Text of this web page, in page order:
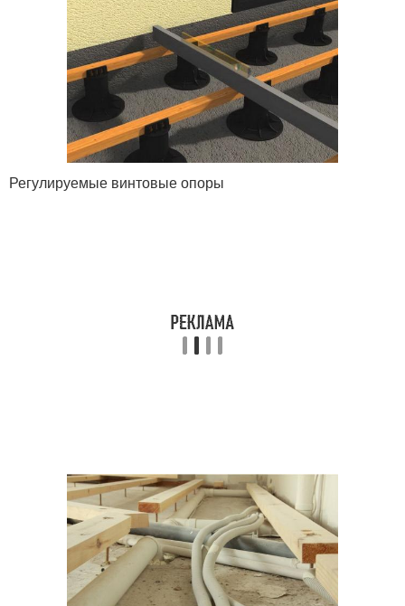
Регулируемые винтовые опоры